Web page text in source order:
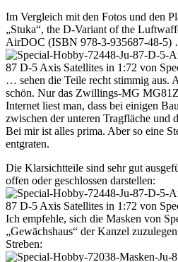
Im Vergleich mit den Fotos und den
„Stuka“, the D-Variant of the
AirDOC (ISBN 978-3-935687-48-5)
… sehen die Teile recht stimmig aus.
schön. Nur das Zwillings-MG
Internet liest man, dass bei einigen
zwischen der unteren Tragfläche und
Bei mir ist alles prima. Aber so eine
entgraten.
Die Klarsichtteile sind sehr gut
offen oder geschlossen darstellen:
Ich empfehle, sich die Masken von
„Gewächshaus“ der Kanzel
Streben: